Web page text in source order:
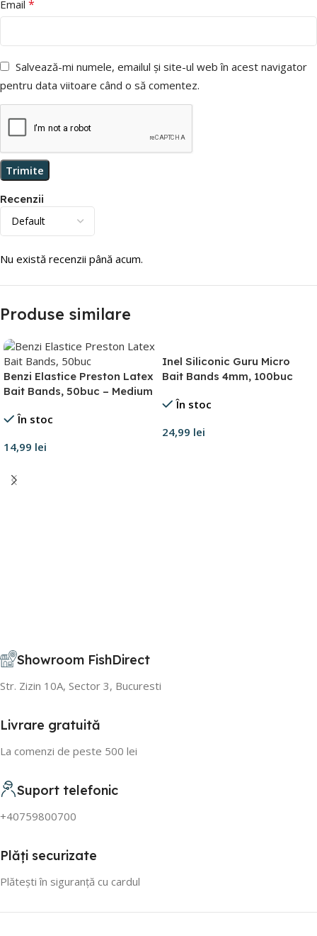
Recenzii
Nu există recenzii până acum.
Email *
Salvează-mi numele, emailul și site-ul web în acest navigator
pentru data viitoare când o să comentez.
Produse similare
Benzi Elastice Preston Latex
Bait Bands, 50buc – Medium
În stoc
14,99 lei
Inel Siliconic Guru Micro
Bait Bands 4mm, 100buc
În stoc
24,99 lei
Showroom FishDirect
Str. Zizin 10A, Sector 3, Bucuresti
Livrare gratuită
La comenzi de peste 500 lei
Suport telefonic
+40759800700
Plăți securizate
Plătești în siguranță cu cardul